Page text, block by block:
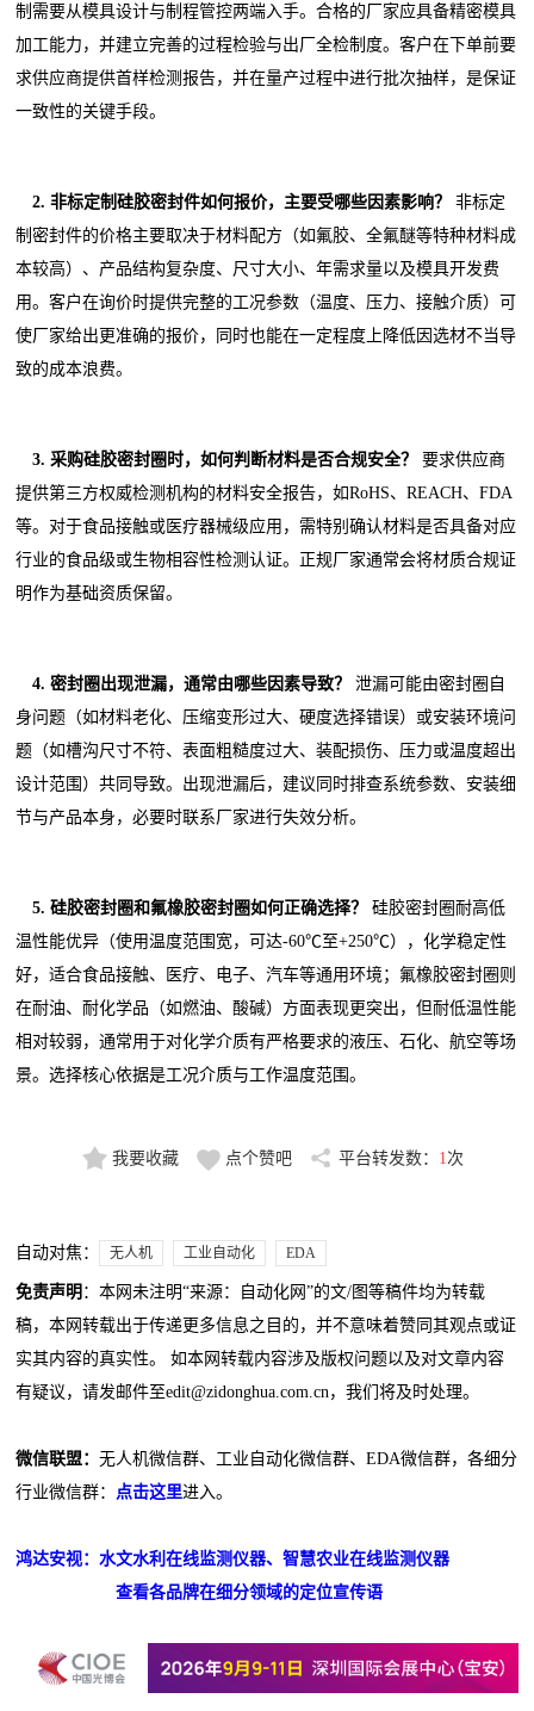
制需要从模具设计与制程管控两端入手。合格的厂家应具备精密模具
加工能力，并建立完善的过程检验与出厂全检制度。客户在下单前要
求供应商提供首样检测报告，并在量产过程中进行批次抽样，是保证
一致性的关键手段。
2. 非标定制硅胶密封件如何报价，主要受哪些因素影响？
非标定
制密封件的价格主要取决于材料配方（如氟胶、全氟醚等特种材料成
本较高）、产品结构复杂度、尺寸大小、年需求量以及模具开发费
用。客户在询价时提供完整的工况参数（温度、压力、接触介质）可
使厂家给出更准确的报价，同时也能在一定程度上降低因选材不当导
致的成本浪费。
3. 采购硅胶密封圈时，如何判断材料是否合规安全？
要求供应商
提供第三方权威检测机构的材料安全报告，如RoHS、REACH、FDA
等。对于食品接触或医疗器械级应用，需特别确认材料是否具备对应
行业的食品级或生物相容性检测认证。正规厂家通常会将材质合规证
明作为基础资质保留。
4. 密封圈出现泄漏，通常由哪些因素导致？
泄漏可能由密封圈自
身问题（如材料老化、压缩变形过大、硬度选择错误）或安装环境问
题（如槽沟尺寸不符、表面粗糙度过大、装配损伤、压力或温度超出
设计范围）共同导致。出现泄漏后，建议同时排查系统参数、安装细
节与产品本身，必要时联系厂家进行失效分析。
5. 硅胶密封圈和氟橡胶密封圈如何正确选择？
硅胶密封圈耐高低
温性能优异（使用温度范围宽，可达-60℃至+250℃），化学稳定性
好，适合食品接触、医疗、电子、汽车等通用环境；氟橡胶密封圈则
在耐油、耐化学品（如燃油、酸碱）方面表现更突出，但耐低温性能
相对较弱，通常用于对化学介质有严格要求的液压、石化、航空等场
景。选择核心依据是工况介质与工作温度范围。
我要收藏 点个赞吧 平台转发数： 1 次
自动对焦： 无人机 工业自动化 EDA
免责声明 ：本网未注明“来源：自动化网”的文/图等稿件均为转载
稿，本网转载出于传递更多信息之目的，并不意味着赞同其观点或证
实其内容的真实性。 如本网转载内容涉及版权问题以及对文章内容
有疑议，请发邮件至edit@zidonghua.com.cn，我们将及时处理。
微信联盟：无人机微信群、工业自动化微信群、EDA微信群，各细分
行业微信群：
点击这里进入。
鸿达安视：水文水利在线监测仪器、智慧农业在线监测仪器
查看各品牌在细分领域的定位宣传语